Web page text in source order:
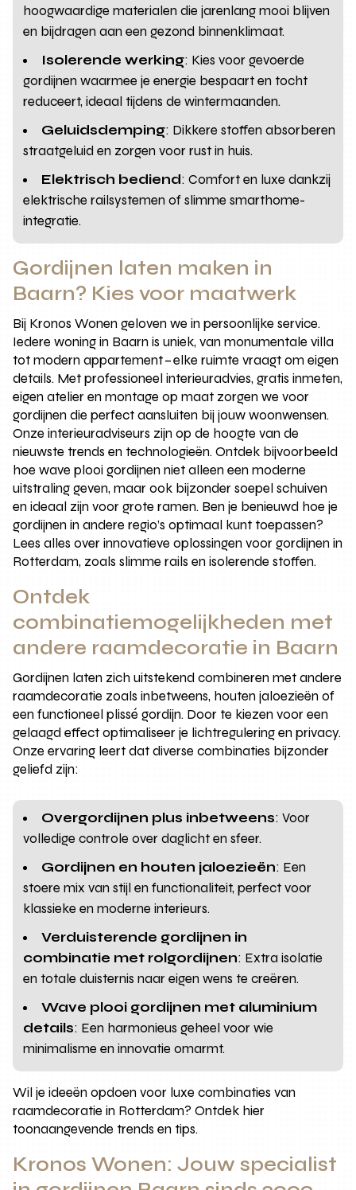
hoogwaardige materialen die jarenlang mooi blijven
en bijdragen aan een gezond binnenklimaat.
Isolerende werking: Kies voor gevoerde
gordijnen waarmee je energie bespaart en tocht
reduceert, ideaal tijdens de wintermaanden.
Geluidsdemping: Dikkere stoffen absorberen
straatgeluid en zorgen voor rust in huis.
Elektrisch bediend: Comfort en luxe dankzij
elektrische railsystemen of slimme smarthome-
integratie.
Gordijnen laten maken in
Baarn? Kies voor maatwerk
Bij Kronos Wonen geloven we in persoonlijke service.
Iedere woning in Baarn is uniek, van monumentale villa
tot modern appartement – elke ruimte vraagt om eigen
details. Met professioneel interieuradvies, gratis inmeten,
eigen atelier en montage op maat zorgen we voor
gordijnen die perfect aansluiten bij jouw woonwensen.
Onze interieuradviseurs zijn op de hoogte van de
nieuwste trends en technologieën. Ontdek bijvoorbeeld
hoe wave plooi gordijnen niet alleen een moderne
uitstraling geven, maar ook bijzonder soepel schuiven
en ideaal zijn voor grote ramen. Ben je benieuwd hoe je
gordijnen in andere regio’s optimaal kunt toepassen?
Lees alles over innovatieve oplossingen voor gordijnen in
Rotterdam, zoals slimme rails en isolerende stoffen.
Ontdek
combinatiemogelijkheden met
andere raamdecoratie in Baarn
Gordijnen laten zich uitstekend combineren met andere
raamdecoratie zoals inbetweens, houten jaloezieën of
een functioneel plissé gordijn. Door te kiezen voor een
gelaagd effect optimaliseer je lichtregulering en privacy.
Onze ervaring leert dat diverse combinaties bijzonder
geliefd zijn:
Overgordijnen plus inbetweens: Voor
volledige controle over daglicht en sfeer.
Gordijnen en houten jaloezieën: Een
stoere mix van stijl en functionaliteit, perfect voor
klassieke en moderne interieurs.
Verduisterende gordijnen in
combinatie met rolgordijnen: Extra isolatie
en totale duisternis naar eigen wens te creëren.
Wave plooi gordijnen met aluminium
details: Een harmonieus geheel voor wie
minimalisme en innovatie omarmt.
Wil je ideeën opdoen voor luxe combinaties van
raamdecoratie in Rotterdam? Ontdek hier
toonaangevende trends en tips.
Kronos Wonen: Jouw specialist